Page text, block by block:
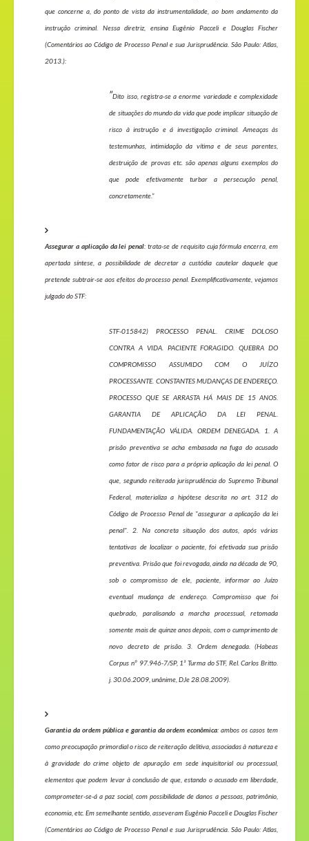
que concerne a, do ponto de vista da instrumentalidade, ao bom andamento da
instrução criminal. Nessa diretriz, ensina Eugênio Pacceli e Douglas Fischer
(Comentários ao Código de Processo Penal e sua Jurisprudência. São Paulo: Atlas,
2013.):
”Dito isso, registra-se a enorme variedade e complexidade
de situações do mundo da vida que pode implicar situação de
risco à instrução e á investigação criminal. Ameaças às
testemunhas, intimidação da vítima e de seus parentes,
destruição de provas etc. são apenas alguns exemplos do
que pode efetivamente turbar a persecução penal,
concretamente.”
Assegurar a aplicação da lei penal: trata-se de requisito cuja fórmula encerra, em
apertada síntese, a possibilidade de decretar a custódia cautelar daquele que
pretende subtrair-se aos efeitos do processo penal. Exemplificativamente, vejamos
julgado do STF:
STF-015842) PROCESSO PENAL. CRIME DOLOSO
CONTRA A VIDA. PACIENTE FORAGIDO. QUEBRA DO
COMPROMISSO ASSUMIDO COM O JUÍZO
PROCESSANTE. CONSTANTES MUDANÇAS DE ENDEREÇO.
PROCESSO QUE SE ARRASTA HÁ MAIS DE 15 ANOS.
GARANTIA DE APLICAÇÃO DA LEI PENAL.
FUNDAMENTAÇÃO VÁLIDA. ORDEM DENEGADA. 1. A
prisão preventiva se acha embasada na fuga do acusado
como fator de risco para a própria aplicação da lei penal. O
que, segundo reiterada jurisprudência do Supremo Tribunal
Federal, materializa a hipótese descrita no art. 312 do
Código de Processo Penal de "assegurar a aplicação da lei
penal". 2. Na concreta situação dos autos, após várias
tentativas de localizar o paciente, foi efetivada sua prisão
preventiva. Prisão que foi revogada, ainda na década de 90,
sob o compromisso de ele, paciente, informar ao Juízo
eventual mudança de endereço. Compromisso que foi
quebrado, paralisando a marcha processual, retomada
somente mais de quinze anos depois, com o cumprimento de
novo decreto de prisão. 3. Ordem denegada. (Habeas
Corpus nº 97.946-7/SP, 1ª Turma do STF, Rel. Carlos Britto.
j. 30.06.2009, unânime, DJe 28.08.2009).
Garantia da ordem pública e garantia da ordem econômica: ambos os casos tem
como preocupação primordial o risco de reiteração delitiva, associadas à natureza e
à gravidade do crime objeto de apuração em sede inquisitorial ou processual,
elementos que podem levar à conclusão de que, estando o acusado em liberdade,
comprometer-se-á a paz social, com possibilidade de danos a pessoas, patrimônio,
economia, etc. Em semelhante sentido, asseveram Eugênio Pacceli e Douglas Fischer
(Comentários ao Código de Processo Penal e sua Jurisprudência. São Paulo: Atlas,